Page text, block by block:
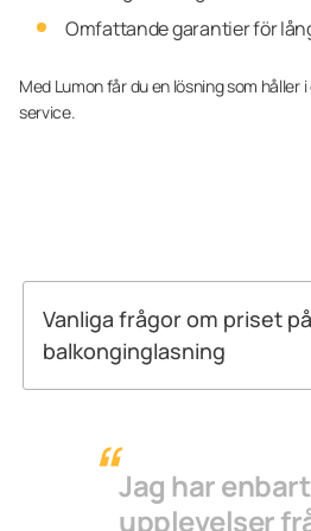
Omfattande garantier för
Med Lumon får du en lösning som håller
service.
Vanliga frågor om priset på
balkonginglasning
komplexitet och eventuella
Varje inglasningslösning från
för det specifika
Jag har
upplevelser